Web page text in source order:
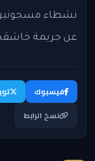
نشطاء
عن جريمة
فيسبوك
نسخ الرابط